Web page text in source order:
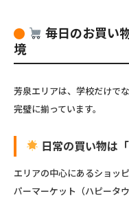
毎日のお買い
境
芳泉エリアは、学校だけで
完璧に揃っています。
日常の買い物は
エリアの中心にあるショッ
パーマーケット（ハピータ